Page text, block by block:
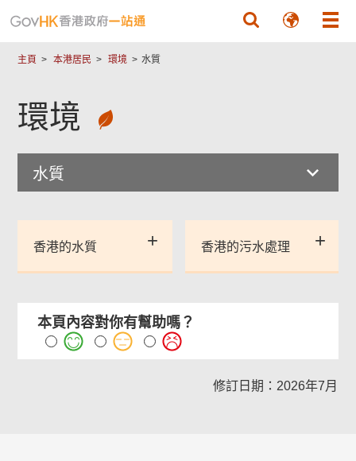
主頁 本港居民 環境 水質
環境
水質
香港的水質 香港的污水處理
本頁內容對你有幫助嗎？
修訂日期：2026年7月